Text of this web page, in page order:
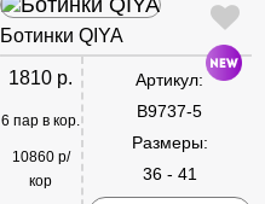
Ботинки QIYA
1810 р.
6 пар в кор.
10860 р/
кор
Артикул:
B9737-5
Размеры:
36 - 41